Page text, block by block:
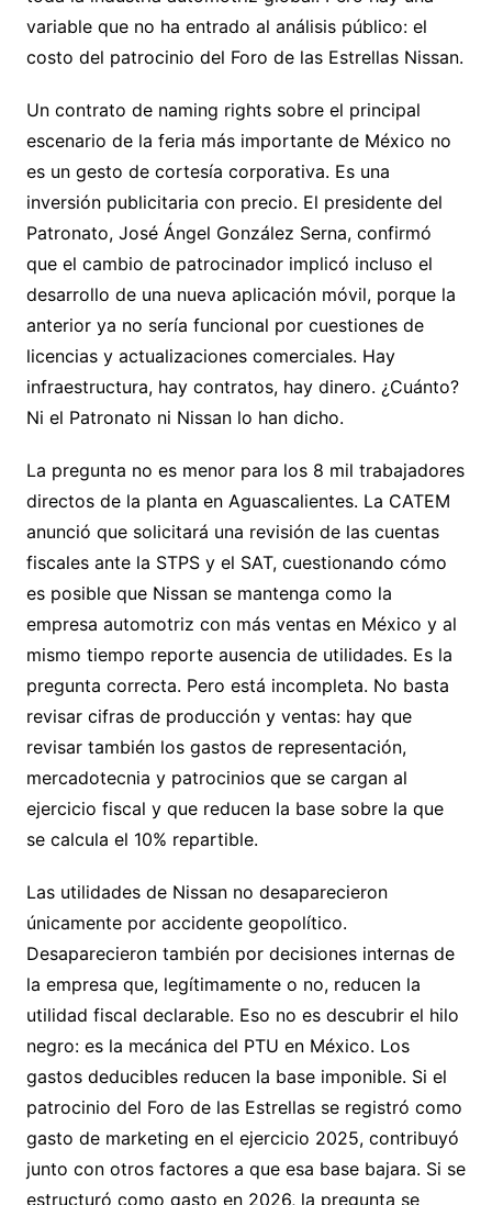
variable que no ha entrado al análisis público: el
costo del patrocinio del Foro de las Estrellas Nissan.
Un contrato de naming rights sobre el principal
escenario de la feria más importante de México no
es un gesto de cortesía corporativa. Es una
inversión publicitaria con precio. El presidente del
Patronato, José Ángel González Serna, confirmó
que el cambio de patrocinador implicó incluso el
desarrollo de una nueva aplicación móvil, porque la
anterior ya no sería funcional por cuestiones de
licencias y actualizaciones comerciales. Hay
infraestructura, hay contratos, hay dinero. ¿Cuánto?
Ni el Patronato ni Nissan lo han dicho.
La pregunta no es menor para los 8 mil trabajadores
directos de la planta en Aguascalientes. La CATEM
anunció que solicitará una revisión de las cuentas
fiscales ante la STPS y el SAT, cuestionando cómo
es posible que Nissan se mantenga como la
empresa automotriz con más ventas en México y al
mismo tiempo reporte ausencia de utilidades. Es la
pregunta correcta. Pero está incompleta. No basta
revisar cifras de producción y ventas: hay que
revisar también los gastos de representación,
mercadotecnia y patrocinios que se cargan al
ejercicio fiscal y que reducen la base sobre la que
se calcula el 10% repartible.
Las utilidades de Nissan no desaparecieron
únicamente por accidente geopolítico.
Desaparecieron también por decisiones internas de
la empresa que, legítimamente o no, reducen la
utilidad fiscal declarable. Eso no es descubrir el hilo
negro: es la mecánica del PTU en México. Los
gastos deducibles reducen la base imponible. Si el
patrocinio del Foro de las Estrellas se registró como
gasto de marketing en el ejercicio 2025, contribuyó
junto con otros factores a que esa base bajara. Si se
estructuró como gasto en 2026, la pregunta se